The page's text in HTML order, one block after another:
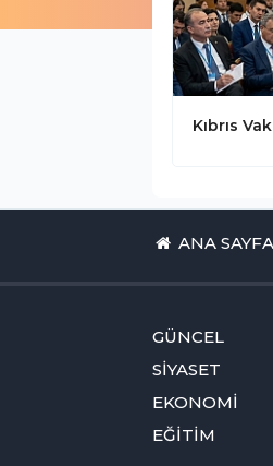
ANA SAYFA
GÜNCEL
SİYASET
EKONOMİ
EĞİTİM